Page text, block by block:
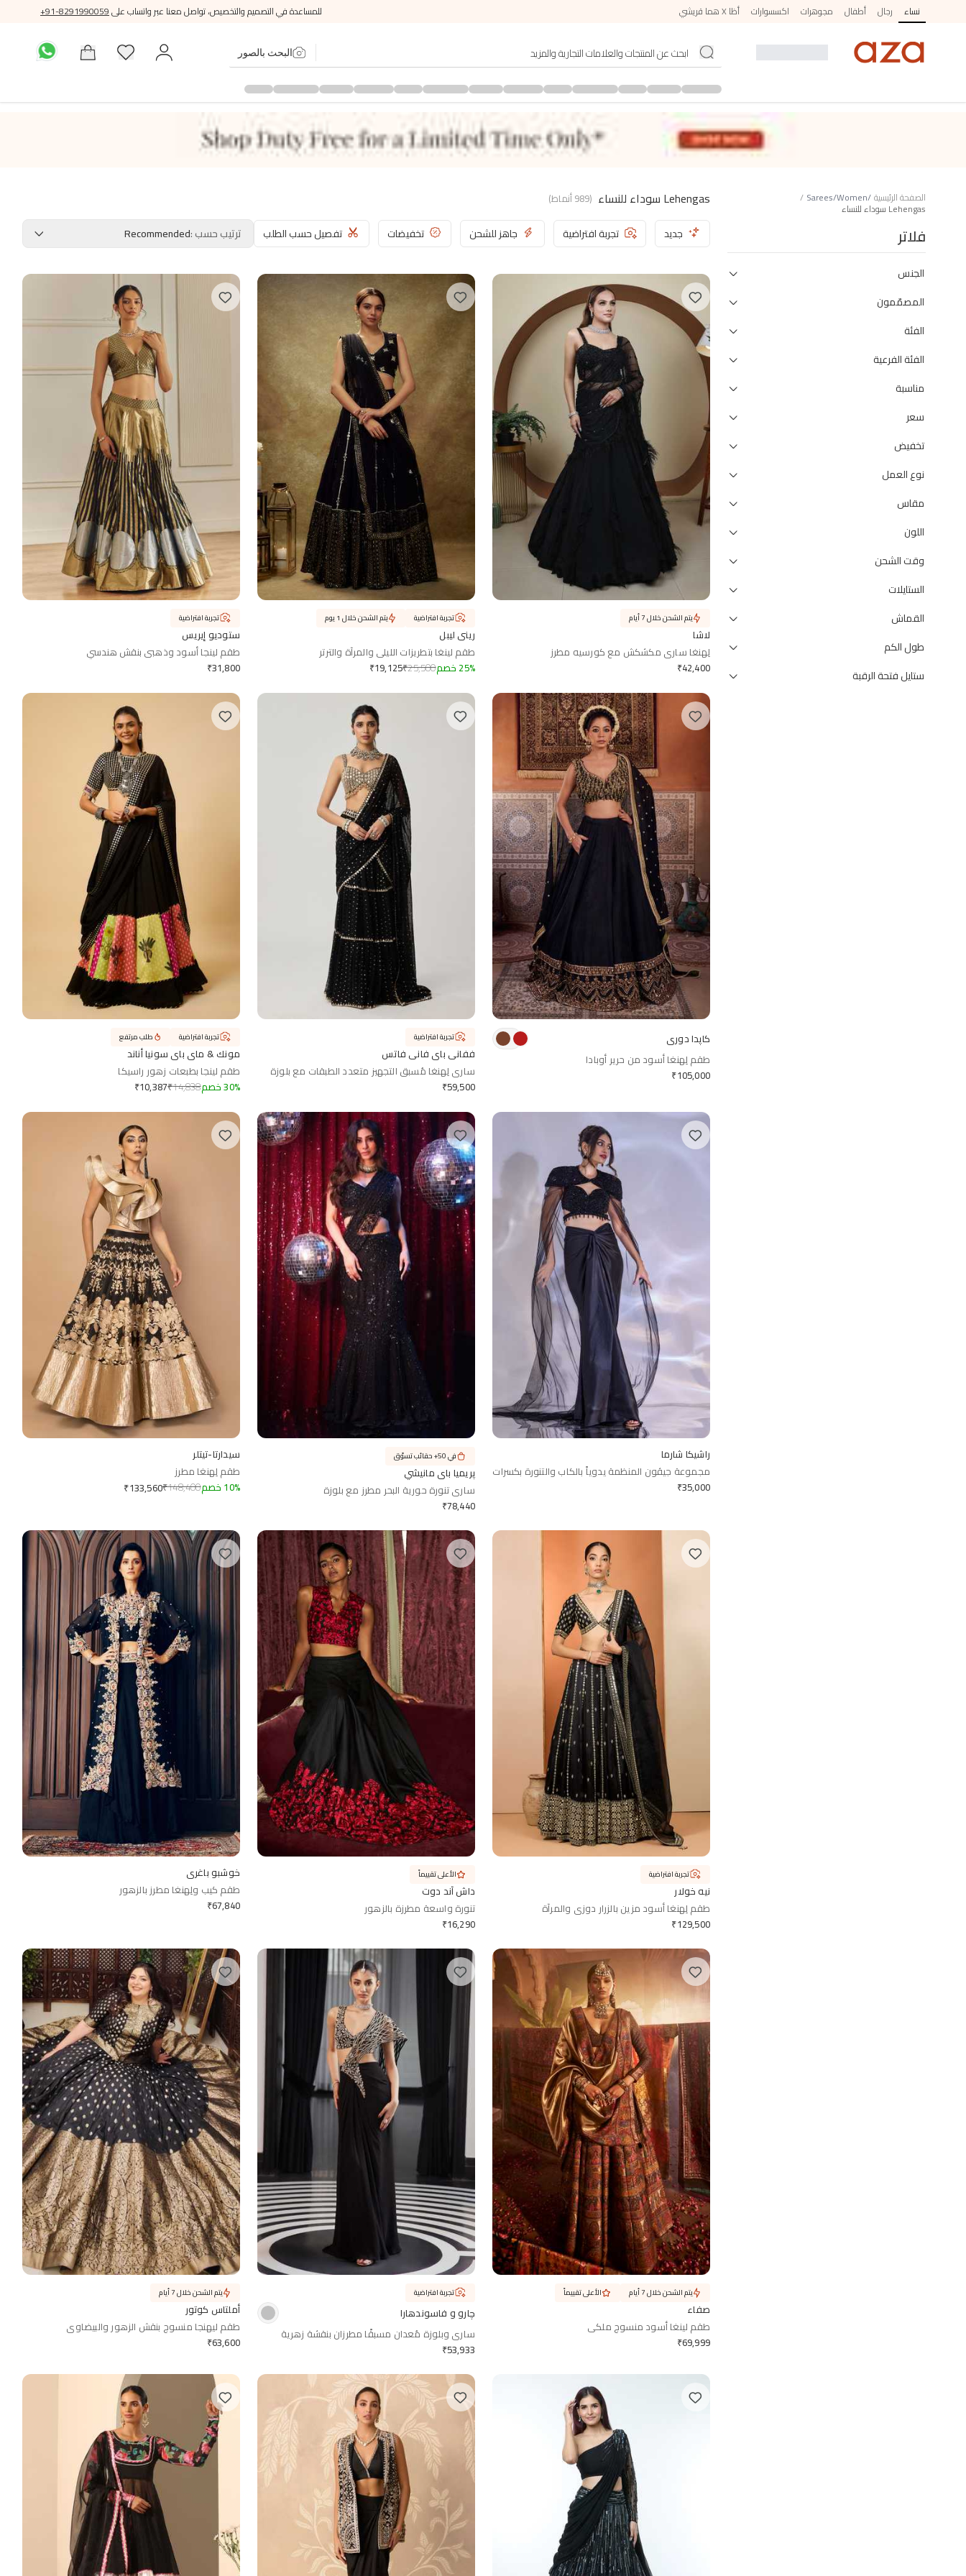
نساء رجال أطفال مجوهرات اكسسوارات أظا X هما قريشي للمساعدة في التصميم والتخصيص، تواصل معنا عبر واتساب على+91-8291990059
البحث بالصور
الصفحة الرئيسية/
Women
/
Sarees
/
Lehengas سوداء للنساء
فلاتر
الجنس
المصمّمون
الفئة
الفئة الفرعية
مناسبة
سعر
تخفيض
نوع العمل
مقاس
اللون
وقت الشحن
الستايلات
القماش
طول الكم
ستايل فتحة الرقبة
Lehengas سوداء للنساء (
989أنماط)
جديد تجربة افتراضية جاهز للشحن تخفيضات تفصيل حسب الطلب ترتيب حسب:
Recommended
لاشا
لِهنغا ساري مكشكش مع كورسيه مطرز
₹42,400
يتم الشحن خلال 7 أيام
ريني ليبل
طقم لينغا بتطريزات الليلي والمرآة والترتر
₹19,125₹25,500 25% خصم
تجربة افتراضية يتم الشحن خلال 1 يوم
ستوديو إيريس
طقم لينجا أسود وذهبي بنقش هندسي
₹31,800
تجربة افتراضية
كاپدا دوري
طقم لِهنغا أسود من حرير أوبادا
₹105,000
ففاني باي فاني فاتس
ساري لِهنغا مُسبق التجهيز متعدد الطبقات مع بلوزة
₹59,500
تجربة افتراضية
مونك & ماي باي سونيا أناند
طقم لينجا بطبعات زهور راسيكا
₹10,387₹14,838 30% خصم
تجربة افتراضية طلب مرتفع
راشيكا شارما
مجموعة جيڤون المنظمة يدوياً بالكاب والتنورة بكسرات
₹35,000
پريميا باي مانيشي
ساري تنورة حورية البحر مطرز مع بلوزة
₹78,440
في 50+ حقائب تسوّق
سيدارتا-تيتلر
طقم لِهنغا مطرز
₹133,560₹148,400 10% خصم
نيه خولار
طقم لِهنغا أسود مزين بالزرار دوزي والمرآة
₹129,500
تجربة افتراضية
داش آند دوت
تنورة واسعة مطرزة بالزهور
₹16,290
الأعلى تقييماً
خوشبو باغري
طقم كيب ولِهنغا مطرز بالزهور
₹67,840
صفاء
طقم لينغا أسود منسوج ملكي
₹69,999
يتم الشحن خلال 7 أيام الأعلى تقييماً
چارو و فاسوندهارا
ساري وبلوزة مُعدان مسبقًا مطرزان بنقشة زهرية
₹53,933
تجربة افتراضية
أملتاس كوتور
طقم ليهنجا منسوج بنقش الزهور والبيضاوي
₹63,600
يتم الشحن خلال 7 أيام